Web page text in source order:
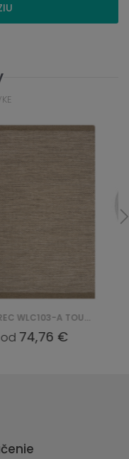
KOBEREC WLC103-A TOUPE LONI
74,76 €